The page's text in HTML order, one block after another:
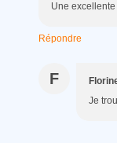
Une
Répondre
F
Je